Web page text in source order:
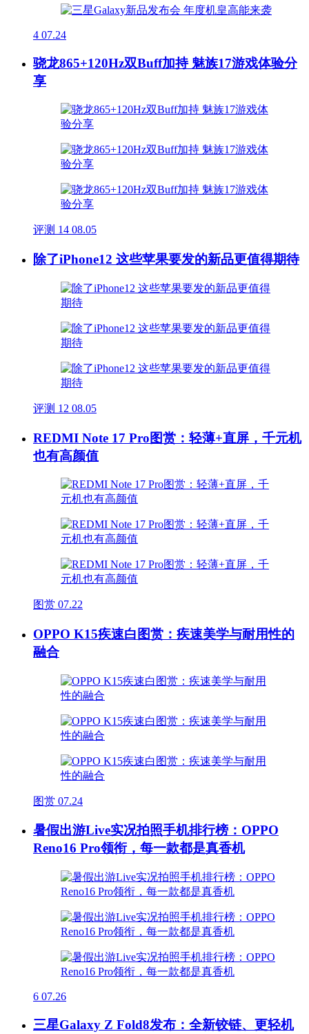
4 07.24
骁龙865+120Hz双Buff加持 魅族17游戏体验分
享
评测 14 08.05
除了iPhone12 这些苹果要发的新品更值得期待
评测 12 08.05
REDMI Note 17 Pro图赏：轻薄+直屏，千元机
也有高颜值
图赏 07.22
OPPO K15疾速白图赏：疾速美学与耐用性的
融合
图赏 07.24
暑假出游Live实况拍照手机排行榜：OPPO
Reno16 Pro领衔，每一款都是真香机
6 07.26
三星Galaxy Z Fold8发布：全新铰链、更轻机